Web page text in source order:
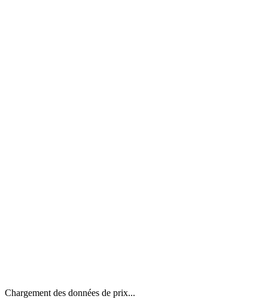
Chargement des données de prix...